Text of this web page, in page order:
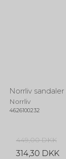
Norrliv
Norrliv
4626100232
449,00 DKK
314,30 DKK